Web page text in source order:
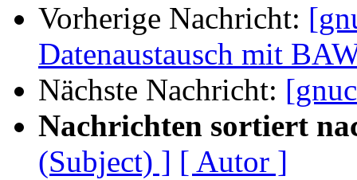
Vorherige Nachricht:
Datenaustausch mit
Nächste Nachricht:
Nachrichten sortiert
(Subject) ] [ Autor ]